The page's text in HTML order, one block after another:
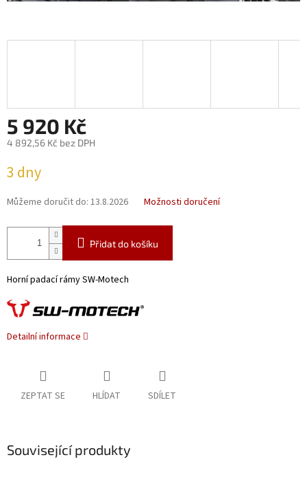
5 920 Kč
4 892,56 Kč bez DPH
cena:
3 dny
Můžeme doručit do: 13.8.2026 Možnosti doručení
Přidat do košíku
Horní padací rámy SW-Motech
Detailní informace
ZEPTAT SE HLÍDAT SDÍLET
Související produkty